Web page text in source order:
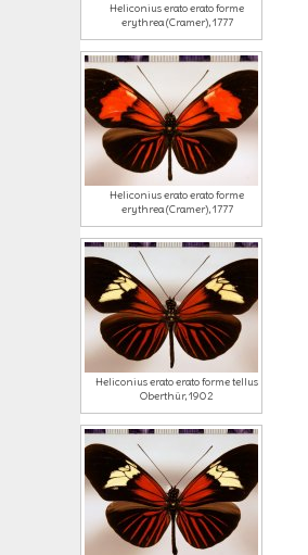
Heliconius erato erato forme
erythrea (Cramer), 1777
Heliconius erato erato forme
erythrea (Cramer), 1777
Heliconius erato erato forme tellus
Oberthür, 1902